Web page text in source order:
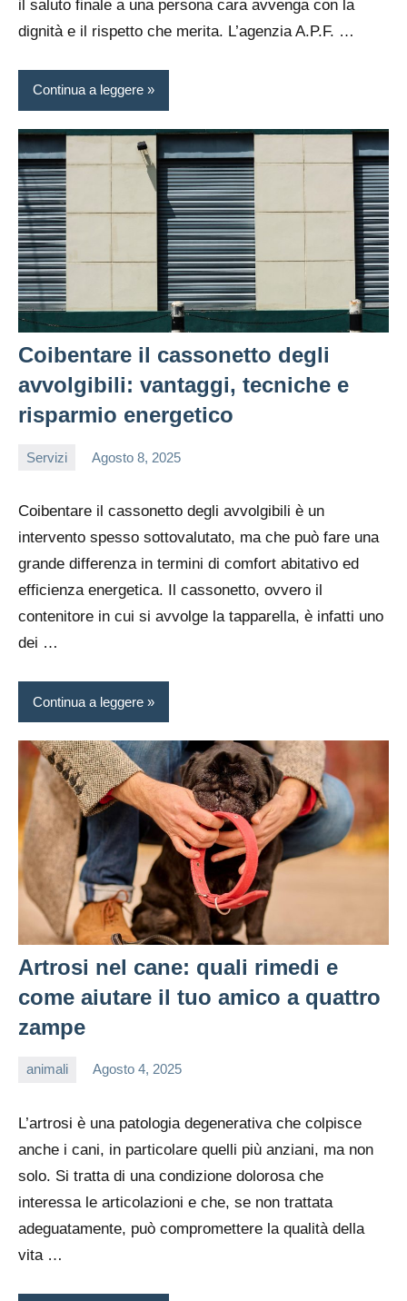
il saluto finale a una persona cara avvenga con la
dignità e il rispetto che merita. L’agenzia A.P.F. …
Continua a leggere
Coibentare il cassonetto degli
avvolgibili: vantaggi, tecniche e
risparmio energetico
Servizi Agosto 8, 2025
Coibentare il cassonetto degli avvolgibili è un
intervento spesso sottovalutato, ma che può fare una
grande differenza in termini di comfort abitativo ed
efficienza energetica. Il cassonetto, ovvero il
contenitore in cui si avvolge la tapparella, è infatti uno
dei …
Continua a leggere
Artrosi nel cane: quali rimedi e
come aiutare il tuo amico a quattro
zampe
animali Agosto 4, 2025
L’artrosi è una patologia degenerativa che colpisce
anche i cani, in particolare quelli più anziani, ma non
solo. Si tratta di una condizione dolorosa che
interessa le articolazioni e che, se non trattata
adeguatamente, può compromettere la qualità della
vita …